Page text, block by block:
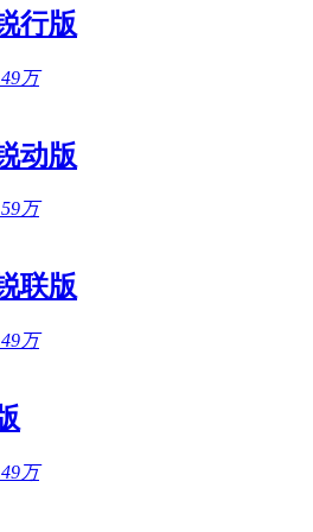
行版
万
动版
万
联版
万
万